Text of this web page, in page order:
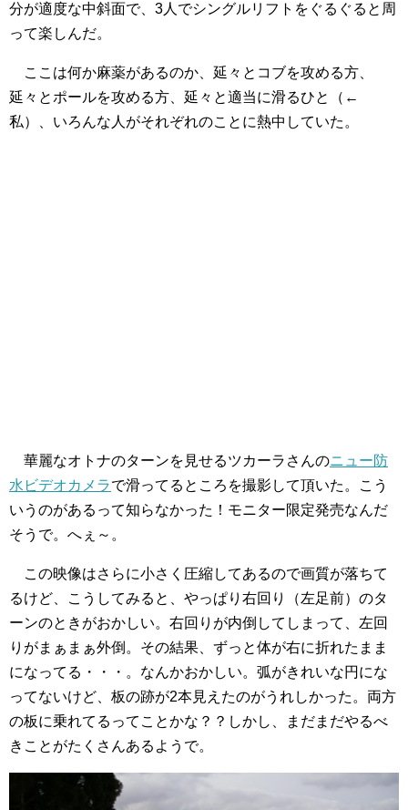
分が適度な中斜面で、3人でシングルリフトをぐるぐると周
って楽しんだ。
ここは何か麻薬があるのか、延々とコブを攻める方、
延々とポールを攻める方、延々と適当に滑るひと（←
私）、いろんな人がそれぞれのことに熱中していた。
華麗なオトナのターンを見せるツカーラさんのニュー防
水ビデオカメラで滑ってるところを撮影して頂いた。こう
いうのがあるって知らなかった！モニター限定発売なんだ
そうで。へぇ～。
この映像はさらに小さく圧縮してあるので画質が落ちて
るけど、こうしてみると、やっぱり右回り（左足前）のタ
ーンのときがおかしい。右回りが内倒してしまって、左回
りがまぁまぁ外倒。その結果、ずっと体が右に折れたまま
になってる・・・。なんかおかしい。弧がきれいな円にな
ってないけど、板の跡が2本見えたのがうれしかった。両方
の板に乗れてるってことかな？？しかし、まだまだやるべ
きことがたくさんあるようで。